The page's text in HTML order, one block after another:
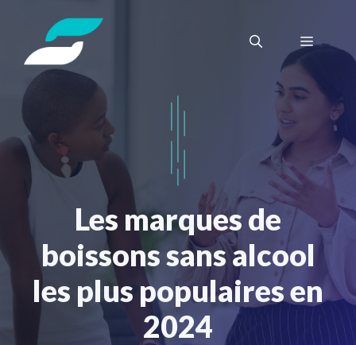
contenu
Menu
Les marques de
boissons sans alcool
les plus populaires en
2024